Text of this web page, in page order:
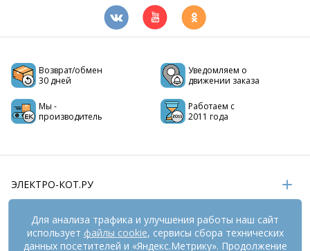
Возврат/обмен
30 дней
Уведомляем о
движении заказа
Мы -
производитель
Работаем с
2011 года
ЭЛЕКТРО-КОТ.РУ
ИНФОРМАЦИЯ
РЕКВИЗИТЫ
Для анализа трафика и улучшения работы наш сайт
использует файлы cookie, сервисы сбора технических
данных посетителей и «Яндекс.Метрику». Продолжение